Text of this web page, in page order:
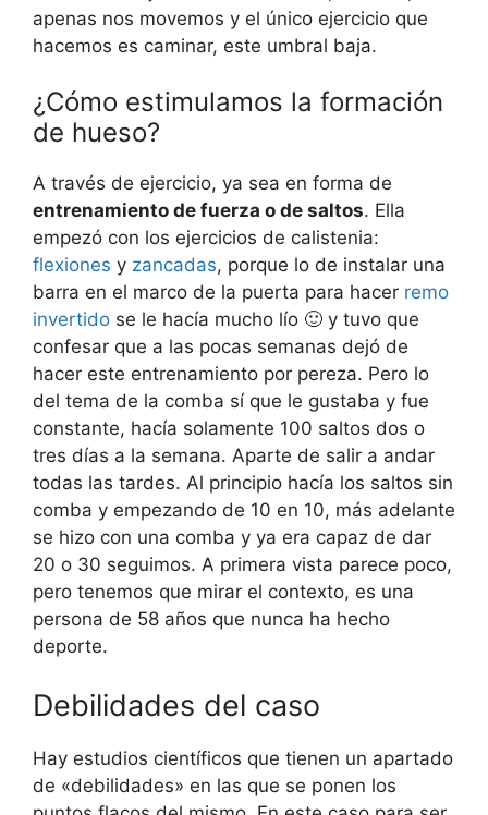
apenas nos movemos y el único ejercicio que
hacemos es caminar, este umbral baja.
¿Cómo estimulamos la formación
de hueso?
A través de ejercicio, ya sea en forma de
entrenamiento de fuerza o de saltos. Ella
empezó con los ejercicios de calistenia:
flexiones y zancadas, porque lo de instalar una
barra en el marco de la puerta para hacer remo
invertido se le hacía mucho lío 🙂 y tuvo que
confesar que a las pocas semanas dejó de
hacer este entrenamiento por pereza. Pero lo
del tema de la comba sí que le gustaba y fue
constante, hacía solamente 100 saltos dos o
tres días a la semana. Aparte de salir a andar
todas las tardes. Al principio hacía los saltos sin
comba y empezando de 10 en 10, más adelante
se hizo con una comba y ya era capaz de dar
20 o 30 seguimos. A primera vista parece poco,
pero tenemos que mirar el contexto, es una
persona de 58 años que nunca ha hecho
deporte.
Debilidades del caso
Hay estudios científicos que tienen un apartado
de «debilidades» en las que se ponen los